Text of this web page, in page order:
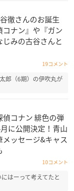
徹さんのお誕生
コナン』や『ガン
じみの古谷さんと
19コメント
郎（6期）の伊吹丸が
偵コナン 緋色の弾
に公開決定！青山
メッセージ&キャス
10コメント
はーって考えてたと